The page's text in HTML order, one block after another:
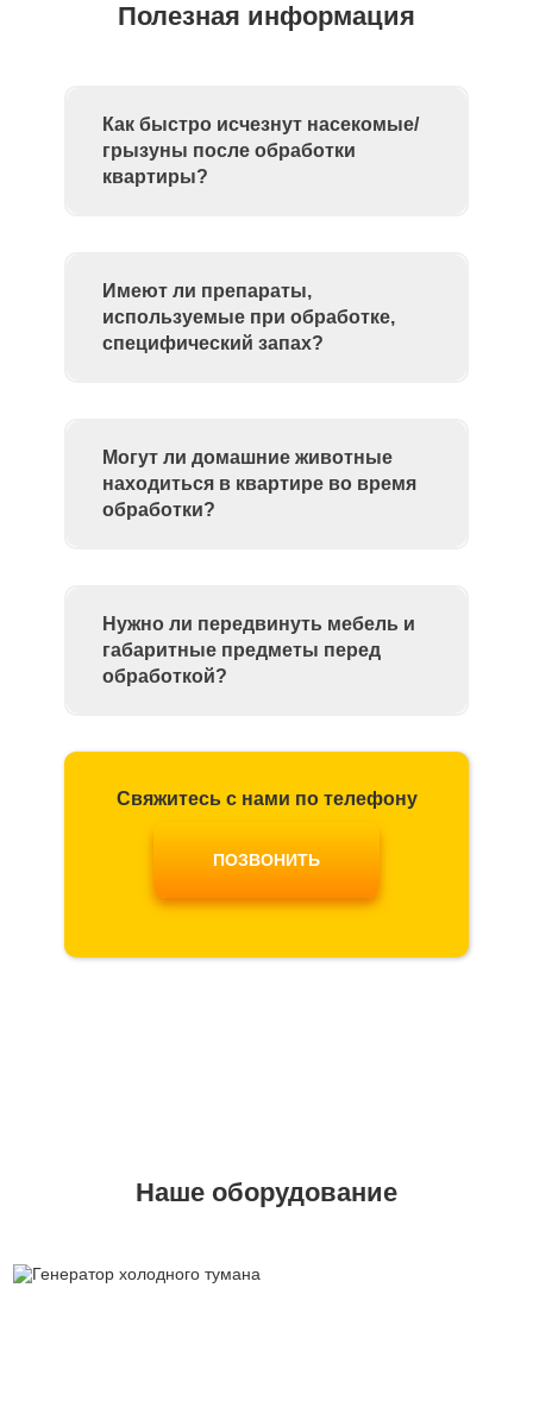
Полезная информация
Как быстро исчезнут насекомые/
грызуны после обработки
квартиры?
Имеют ли препараты,
используемые при обработке,
специфический запах?
Могут ли домашние животные
находиться в квартире во время
обработки?
Нужно ли передвинуть мебель и
габаритные предметы перед
обработкой?
Свяжитесь с нами по телефону
ПОЗВОНИТЬ
Наше оборудование